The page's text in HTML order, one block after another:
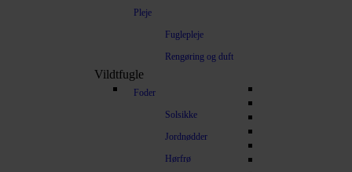
Pleje
Fuglepleje
Rengøring og duft
Vildtfugle
Foder
Solsikke
Jordnødder
Hørfrø